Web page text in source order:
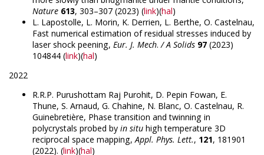
Nature 613, 303–307 (2023) (link)(hal)
L. Lapostolle, L. Morin, K. Derrien, L. Berthe, O. Castelnau,
Fast numerical estimation of residual stresses induced by
laser shock peening, Eur. J. Mech. / A Solids 97 (2023)
104844 (link)(hal)
2022
R.R.P. Purushottam Raj Purohit, D. Pepin Fowan, E.
Thune, S. Arnaud, G. Chahine, N. Blanc, O. Castelnau, R.
Guinebretière, Phase transition and twinning in
polycrystals probed by in situ high temperature 3D
reciprocal space mapping,Appl. Phys. Lett., 121, 181901
(2022). (link)(hal)